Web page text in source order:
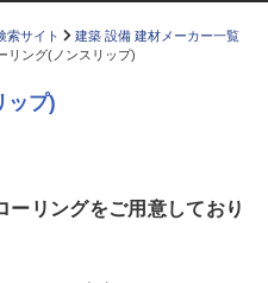
コラム
索サイト
建築 設備 建材メーカー一覧
リング(ノンスリップ)
ップ)
ーリングをご用意しており